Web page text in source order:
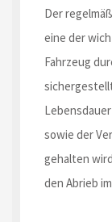
Der
eine der
Fahrzeug
sowie der
gehalten
den Abrieb